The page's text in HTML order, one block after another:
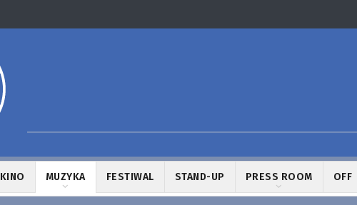
KINO MUZYKA FESTIWAL STAND-UP PRESS ROOM OFF